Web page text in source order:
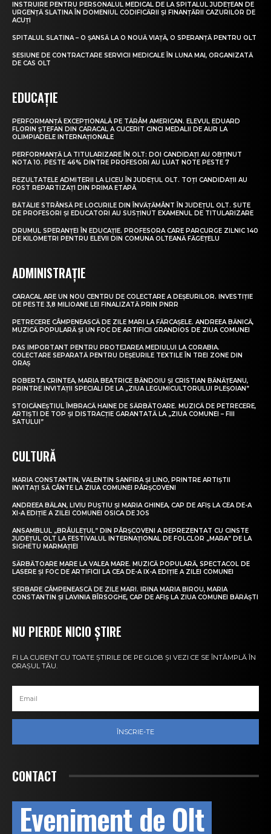
INSTRUIRE PENTRU PERSONALUL MEDICAL DE LA SPITALUL JUDEȚEAN DE
URGENȚĂ SLATINA ÎN DOMENIUL CODIFICĂRII ȘI FINANȚĂRII CAZURILOR DE
ACUȚI
SPITALUL SLATINA – O ȘANSĂ LA O NOUĂ VIAȚĂ, O SPERANȚĂ PENTRU OLT
SESIUNE DE CONTRACTARE SERVICII MEDICALE ÎN LUNA MAI, ORGANIZATĂ
DE CAS OLT
EDUCAȚIE
PERFORMANȚĂ EXCEPȚIONALĂ PE TĂRÂM AMERICAN. ELEVUL EDUARD
FLORIN ȘTEFAN DIN CARACAL A CUCERIT CINCI MEDALII DE AUR LA
OLIMPIADELE INTERNAȚIONALE
PERFORMANȚĂ LA TITULARIZARE ÎN OLT: DOI CANDIDAȚI AU OBȚINUT
NOTA 10. PESTE 46% DINTRE PROFESORI AU LUAT NOTE PESTE 7
REZULTATELE ADMITERII LA LICEU ÎN JUDEȚUL OLT. TOȚI CANDIDAȚII AU
FOST REPARTIZAȚI DIN PRIMA ETAPĂ
BĂTĂLIE STRÂNSĂ PE LOCURILE DIN ÎNVĂȚĂMÂNT ÎN JUDEȚUL OLT. SUTE
DE PROFESORI ȘI EDUCATORI AU SUSȚINUT EXAMENUL DE TITULARIZARE
DRUMUL SPERANȚEI ÎN EDUCAȚIE. PROFESORA CARE PARCURGE ZILNIC 140
DE KILOMETRI PENTRU ELEVII DIN COMUNA OLTEANĂ FĂGEȚELU
ADMINISTRAȚIE
CARACAL ARE UN NOU CENTRU DE COLECTARE A DEȘEURILOR. INVESTIȚIE
DE PESTE 3,8 MILIOANE LEI FINALIZATĂ PRIN PNRR
PETRECERE CÂMPENEASCĂ DE ZILE MARI LA FĂRCAȘELE. ANDREEA BĂNICĂ,
MUZICĂ POPULARĂ ȘI UN FOC DE ARTIFICII GRANDIOS DE ZIUA COMUNEI
PAS IMPORTANT PENTRU PROTEJAREA MEDIULUI LA CORABIA.
COLECTARE SEPARATĂ PENTRU DEȘEURILE TEXTILE ÎN TREI ZONE DIN
ORAȘ
ROBERTA CRINTEA, MARIA BEATRICE BĂNDOIU ȘI CRISTIAN BĂNĂȚEANU,
PRINTRE INVITAȚII SPECIALI DE LA „ZIUA LEGUMICULTORULUI PLEȘOIAN”
STOICĂNEȘTIUL ÎMBRACĂ HAINE DE SĂRBĂTOARE. MUZICĂ DE PETRECERE,
ARTIȘTI DE TOP ȘI DISTRACȚIE GARANTATĂ LA „ZIUA COMUNEI – FIII
SATULUI”
CULTURĂ
MARIA CONSTANTIN, VALENTIN SANFIRA ȘI LINO, PRINTRE ARTIȘTII
INVITAȚI SĂ CÂNTE LA ZIUA COMUNEI PÂRȘCOVENI
ANDREEA BĂLAN, LIVIU PUȘTIU ȘI MARIA GHINEA, CAP DE AFIȘ LA CEA DE-A
XI-A EDIȚIE A ZILEI COMUNEI OSICA DE JOS
ANSAMBLUL „BRÂULEȚUL” DIN PÂRȘCOVENI A REPREZENTAT CU CINSTE
JUDEȚUL OLT LA FESTIVALUL INTERNAȚIONAL DE FOLCLOR „MARA” DE LA
SIGHETU MARMAȚIEI
SĂRBĂTOARE MARE LA VALEA MARE. MUZICĂ POPULARĂ, SPECTACOL DE
LASERE ȘI FOC DE ARTIFICII LA CEA DE-A IX-A EDIȚIE A ZILEI COMUNEI
SERBARE CÂMPENEASCĂ DE ZILE MARI. IRINA MARIA BIROU, MARIA
CONSTANTIN ȘI LAVINIA BÎRSOGHE, CAP DE AFIȘ LA ZIUA COMUNEI BĂRĂȘTI
NU PIERDE NICIO ȘTIRE
FI LA CURENT CU TOATE ȘTIRILE DE PE GLOB ȘI VEZI CE SE ÎNTÂMPLĂ ÎN
ORAȘUL TĂU.
ÎNSCRIE-TE
CONTACT
Eveniment de Olt